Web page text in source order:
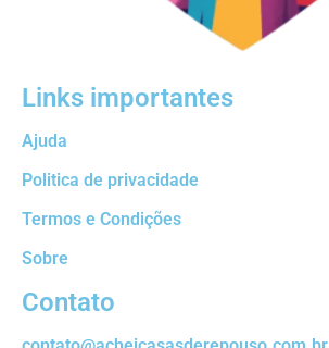
Links importantes
Ajuda
Politica de privacidade
Termos e Condições
Sobre
Contato